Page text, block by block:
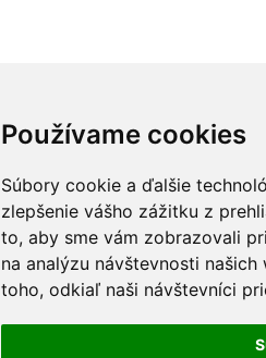
Používame cookies
Súbory cookie a ďalšie
zlepšenie vášho zážitku z
to, aby sme vám zobrazovali
na analýzu návštevnosti
toho, odkiaľ naši návštevníci